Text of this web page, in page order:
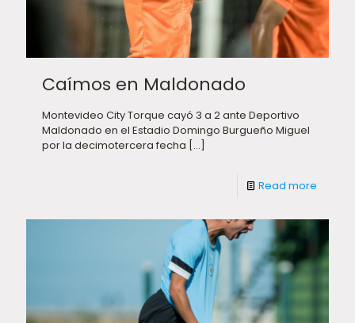
Caímos en Maldonado
Montevideo City Torque cayó 3 a 2 ante Deportivo
Maldonado en el Estadio Domingo Burgueño Miguel
por la decimotercera fecha […]
Read more